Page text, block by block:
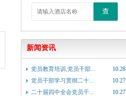
查
新闻资讯
10.28
党员教育培训,党员干部...
10.27
党员干部学习贯彻二十...
10.27
二十届四中全会党员干...